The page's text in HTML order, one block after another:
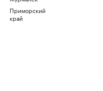
Приморский
край